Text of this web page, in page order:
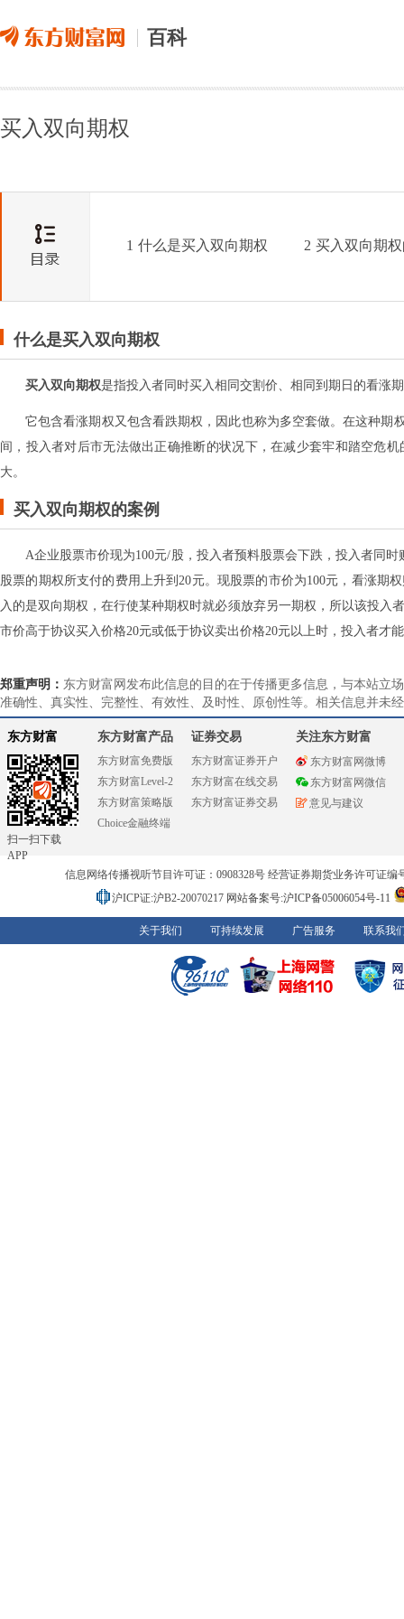
百科
买入双向期权
1 什么是买入双向期权 2 买入双向期
什么是买入双向期权
买入双向期权是指投入者同时买入相同交割价、相同到期日的看涨
它包含看涨期权又包含看跌期权，因此也称为多空套做。在这种
间，投入者对后市无法做出正确推断的状况下，在减少套牢和踏空危
大。
买入双向期权的案例
A企业股票市价现为100元/股，投入者预料股票会下跌，投入者同
股票的期权所支付的费用上升到20元。现股票的市价为100元，看涨期
入的是双向期权，在行使某种期权时就必须放弃另一期权，所以该投
市价高于协议买入价格20元或低于协议卖出价格20元以上时，投入者
郑重声明： 东方财富网发布此信息的目的在于传播更多信息，与本站立
准确性、真实性、完整性、有效性、及时性、原创性等。相关信息并未
东方财富
扫一扫下载
APP
东方财富产品
东方财富免费版
东方财富Level-2
东方财富策略版
Choice金融终端
证券交易
东方财富证券开户
东方财富在线交易
东方财富证券交易
关注东方财富
东方财富网微博
东方财富网微信
意见与建议
信息网络传播视听节目许可证：0908328号 经营证券期货业务许可证编
沪ICP证:沪B2-20070217 网站备案号:沪ICP备05006054号-11
关于我们 可持续发展 广告服务 联系我